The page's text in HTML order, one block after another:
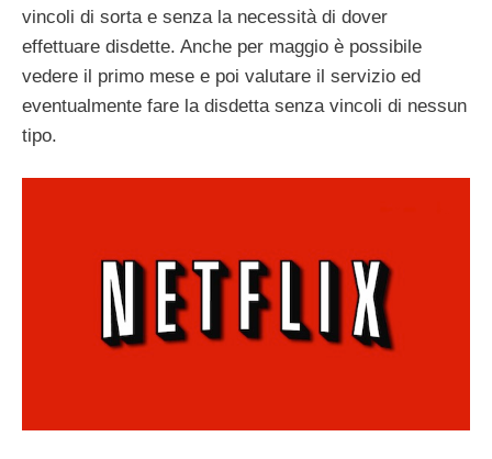
vincoli di sorta e senza la necessità di dover
effettuare disdette. Anche per maggio è possibile
vedere il primo mese e poi valutare il servizio ed
eventualmente fare la disdetta senza vincoli di nessun
tipo.